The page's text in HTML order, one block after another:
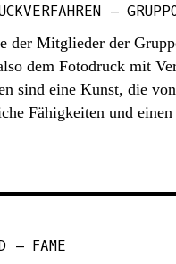
–
der Mitglieder der
dem Fotodruck mit
sind eine Kunst, die
Fähigkeiten und
– FAME